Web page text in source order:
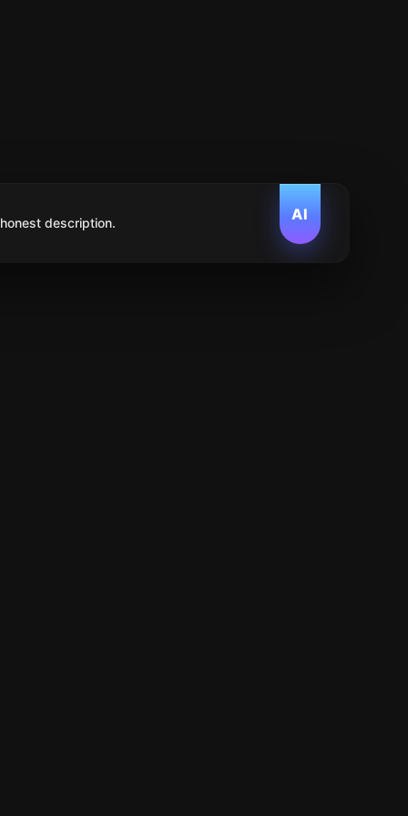
AI
description.